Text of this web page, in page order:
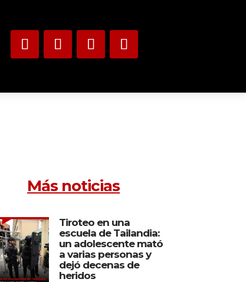
Más noticias
Tiroteo en una
escuela de Tailandia:
un adolescente mató
a varias personas y
dejó decenas de
heridos